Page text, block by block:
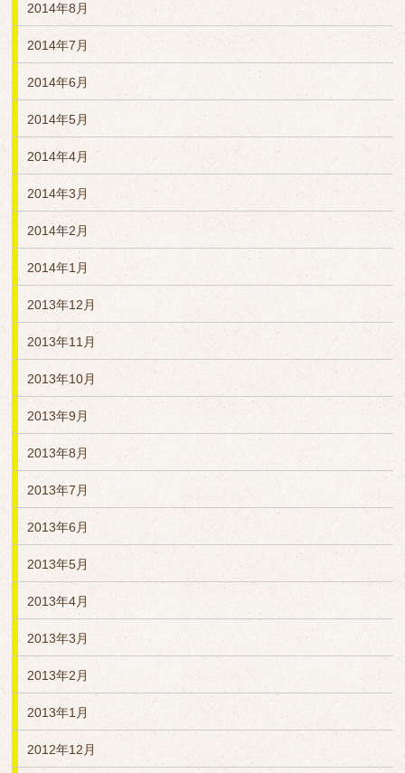
2014年8月
2014年7月
2014年6月
2014年5月
2014年4月
2014年3月
2014年2月
2014年1月
2013年12月
2013年11月
2013年10月
2013年9月
2013年8月
2013年7月
2013年6月
2013年5月
2013年4月
2013年3月
2013年2月
2013年1月
2012年12月